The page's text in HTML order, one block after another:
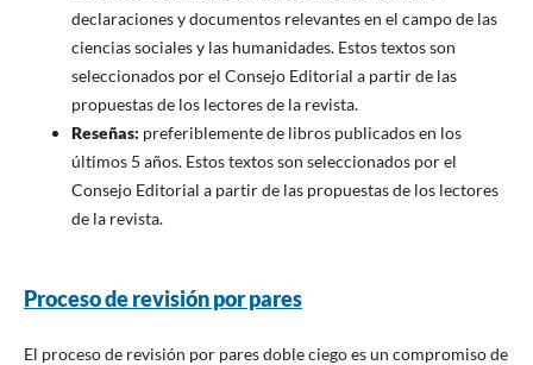
declaraciones y documentos relevantes en el campo de las
ciencias sociales y las humanidades. Estos textos son
seleccionados por el Consejo Editorial a partir de las
propuestas de los lectores de la revista.
Reseñas: preferiblemente de libros publicados en los
últimos 5 años. Estos textos son seleccionados por el
Consejo Editorial a partir de las propuestas de los lectores
de la revista.
Proceso de revisión por pares
El proceso de revisión por pares doble ciego es un compromiso de